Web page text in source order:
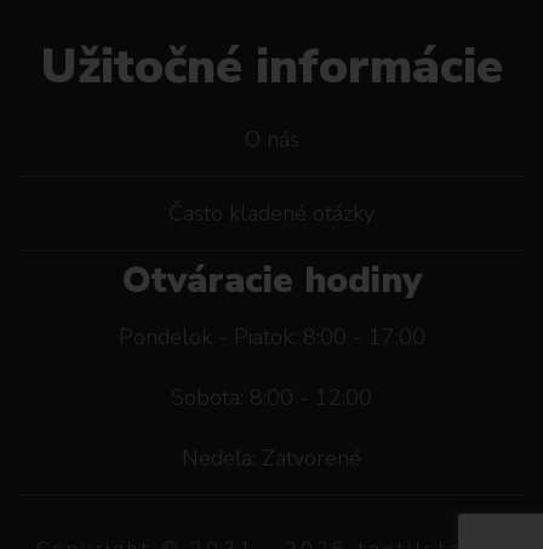
Užitočné informácie
O nás
Často kladené otázky
Otváracie hodiny
Pondelok - Piatok: 8:00 - 17:00
Sobota: 8:00 - 12:00
Nedeľa: Zatvorené